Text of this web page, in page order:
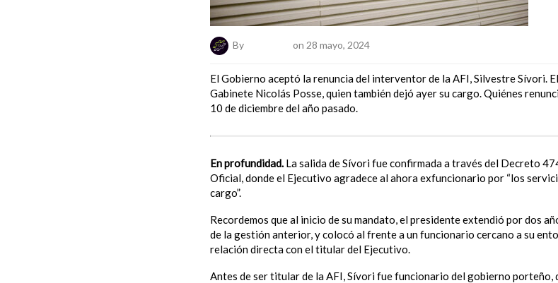
By on 28 mayo, 2024
El Gobierno aceptó la renuncia del interventor de la AFI, Silvestre Sívori.
Gabinete Nicolás Posse, quien también dejó ayer su cargo. Quiénes
10 de diciembre del año pasado.
En profundidad.La salida de Sívori fue confirmada a través del Decreto
Oficial, donde el Ejecutivo agradece al ahora exfuncionario por “los
cargo”.
Recordemos que al inicio de su mandato, el presidente extendió por dos
de la gestión anterior, y colocó al frente a un funcionario cercano a su
relación directa con el titular del Ejecutivo.
Antes de ser titular de la AFI, Sívori fue funcionario del gobierno porteño,